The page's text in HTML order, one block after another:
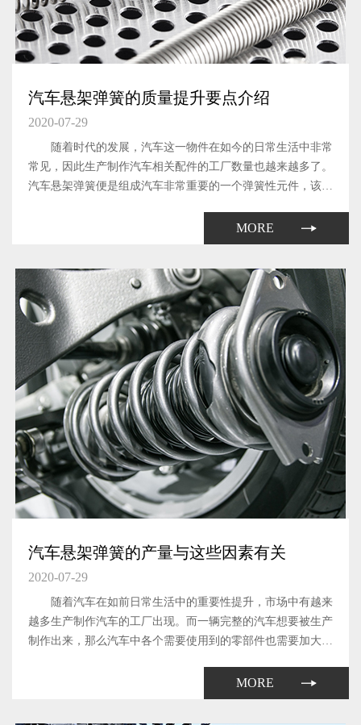
汽车悬架弹簧的质量提升要点介绍
2020-07-29
随着时代的发展，汽车这一物件在如今的日常生活中非常
常见，因此生产制作汽车相关配件的工厂数量也越来越多了。
汽车悬架弹簧便是组成汽车非常重要的一个弹簧性元件，该元
MORE
汽车悬架弹簧的产量与这些因素有关
2020-07-29
随着汽车在如前日常生活中的重要性提升，市场中有越来
越多生产制作汽车的工厂出现。而一辆完整的汽车想要被生产
制作出来，那么汽车中各个需要使用到的零部件也需要加大生
MORE